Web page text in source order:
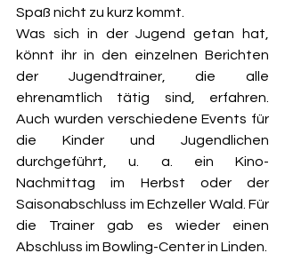
Spaß nicht zu kurz kommt.
Was sich in der Jugend getan hat,
könnt ihr in den einzelnen Berichten
der Jugendtrainer, die alle
ehrenamtlich tätig sind, erfahren.
Auch wurden verschiedene Events für
die Kinder und Jugendlichen
durchgeführt, u. a. ein Kino-
Nachmittag im Herbst oder der
Saisonabschluss im Echzeller Wald. Für
die Trainer gab es wieder einen